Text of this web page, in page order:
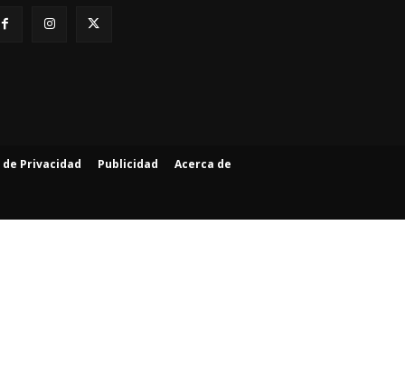
Privacidad Publicidad Acerca de